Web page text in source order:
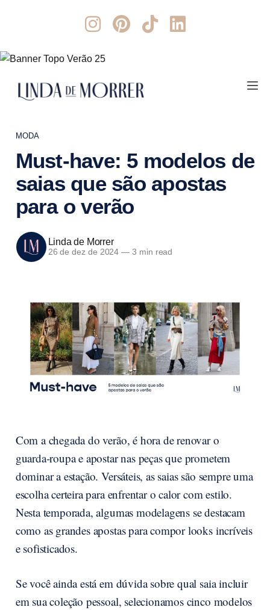
MODA
Must-have: 5 modelos de
saias que são apostas
para o verão
Linda de Morrer
26 de dez de 2024 — 3 min read
Com a chegada do verão, é hora de renovar o
guarda-roupa e apostar nas peças que prometem
dominar a estação. Versáteis, as saias são sempre uma
escolha certeira para enfrentar o calor com estilo.
Nesta temporada, algumas modelagens se destacam
como as grandes apostas para compor looks incríveis
e sofisticados.
Se você ainda está em dúvida sobre qual saia incluir
em sua coleção pessoal, selecionamos cinco modelos